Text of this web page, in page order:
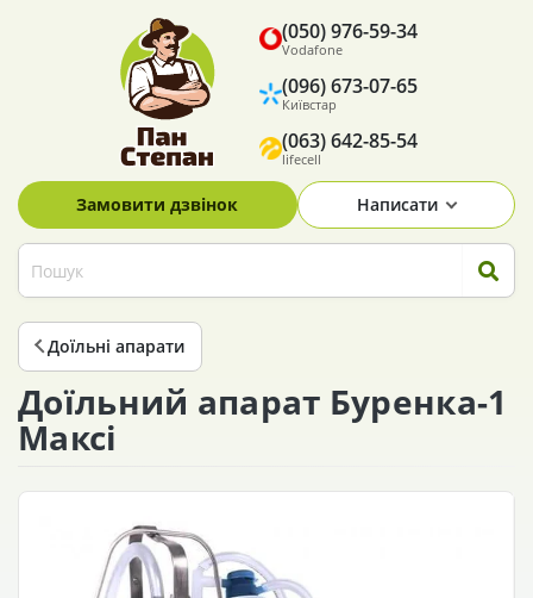
Vodafone
(050) 976-59-34
Київстар
(096) 673-07-65
lifecell
(063) 642-85-54
Замовити дзвінок Написати
Доїльні апарати
Доїльний апарат Буренка-1
Максі